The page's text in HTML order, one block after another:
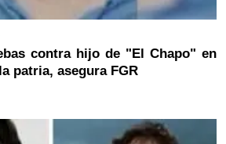
contra hijo de "El Chapo" en
patria, asegura FGR